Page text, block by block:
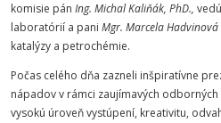
komisie pán Ing. Michal Kaliňák, PhD.,
laboratórií a pani Mgr. Marcela Hadvinová
katalýzy a petrochémie.
Počas celého dňa zazneli inšpiratívne
nápadov v rámci zaujímavých
vysokú úroveň vystúpení, kreativitu,